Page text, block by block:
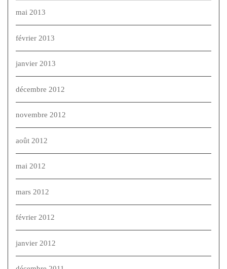
mai 2013
février 2013
janvier 2013
décembre 2012
novembre 2012
août 2012
mai 2012
mars 2012
février 2012
janvier 2012